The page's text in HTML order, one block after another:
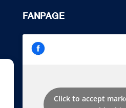
FANPAGE
Click to accept